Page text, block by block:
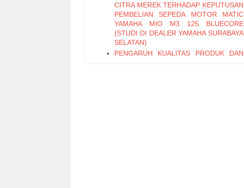
CITRA MEREK TERHADAP KEPUTUSAN
PEMBELIAN SEPEDA MOTOR MATIC
YAMAHA MIO M3 125 BLUECORE
(STUDI DI DEALER YAMAHA SURABAYA
SELATAN)
PENGARUH KUALITAS PRODUK DAN